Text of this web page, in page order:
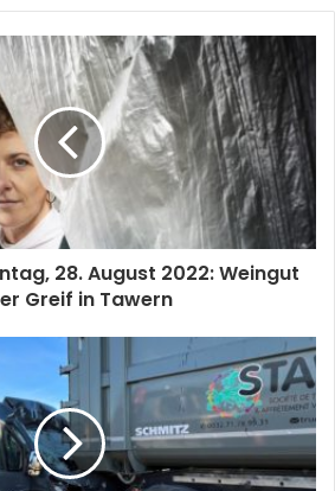
28. August 2022: Weingut
Greif in Tawern